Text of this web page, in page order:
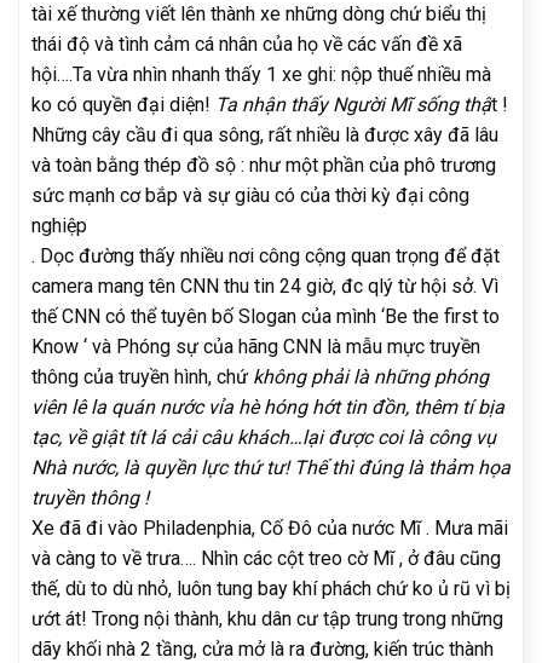
tài xế thường viết lên thành xe những dòng chứ biểu thị
thái độ và tình cảm cá nhân của họ về các vấn đề xã
hội….Ta vừa nhìn nhanh thấy 1 xe ghi: nộp thuế nhiều mà
ko có quyền đại diện! Ta nhận thấy Người Mĩ sống thật !
Những cây cầu đi qua sông, rất nhiều là được xây đã lâu
và toàn bằng thép đồ sộ : như một phần của phô trương
sức mạnh cơ bắp và sự giàu có của thời kỳ đại công
nghiệp
. Dọc đường thấy nhiều nơi công cộng quan trọng để đặt
camera mang tên CNN thu tin 24 giờ, đc qlý từ hội sở. Vì
thế CNN có thể tuyên bố Slogan của mình ‘Be the first to
Know ‘ và Phóng sự của hãng CNN là mẫu mực truyền
thông của truyền hình, chứ không phải là những phóng
viên lê la quán nước vỉa hè hóng hớt tin đồn, thêm tí bịa
tạc, về giật tít lá cải câu khách…lại được coi là công vụ
Nhà nước, là quyền lực thứ tư! Thế thì đúng là thảm họa
truyền thông !
Xe đã đi vào Philadenphia, Cố Đô của nước Mĩ . Mưa mãi
và càng to về trưa…. Nhìn các cột treo cờ Mĩ , ở đâu cũng
thế, dù to dù nhỏ, luôn tung bay khí phách chứ ko ủ rũ vì bị
ướt át! Trong nội thành, khu dân cư tập trung trong những
dãy khối nhà 2 tầng, cửa mở là ra đường, kiến trúc thành